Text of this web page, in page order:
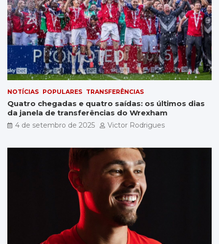
NOTÍCIAS POPULARES TRANSFERÊNCIAS
Quatro chegadas e quatro saídas: os últimos dias
da janela de transferências do Wrexham
4 de setembro de 2025 Victor Rodrigues